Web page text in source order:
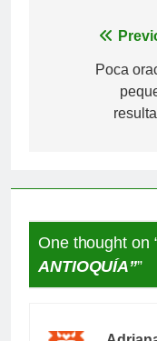
entradas
Poca
One thought on
ANTIOQUÍA””